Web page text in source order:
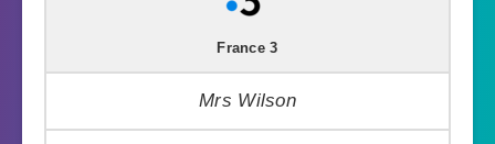
France 3
Mrs Wilson